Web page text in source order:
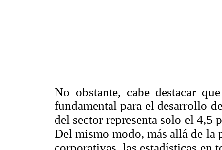
No obstante, cabe destacar
fundamental para el desarrollo
del sector representa solo el
Del mismo modo, más allá de la
corporativas, las estadísticas en